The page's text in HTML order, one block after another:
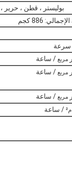
بوليستر ، قطن ، حرير
سرعة
مربع / ساعة
مربع / ساعة
مربع / ساعة
م² / ساعة